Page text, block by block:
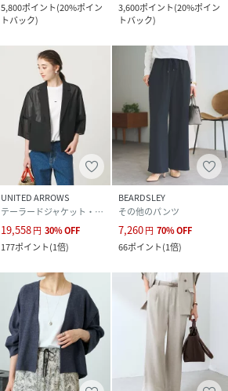
ポリエステル57% レーヨン43%
※着用時・洗濯時は,必ず取扱い表示・タグをご
確認の上,お取り扱い下さい.
RJ4776_BEZ1061407A0002
BEZ1061407A0002-f-2 RJ4776)
5,800ポイント(20%ポイン
トバック)
3,600ポイント(20%ポイン
トバック)
UNITED ARROWS
テーラードジャケット・ブレザー
19,558円 30%OFF
177ポイント(1倍)
BEARDSLEY
その他のパンツ
7,260円 70%OFF
66ポイント(1倍)